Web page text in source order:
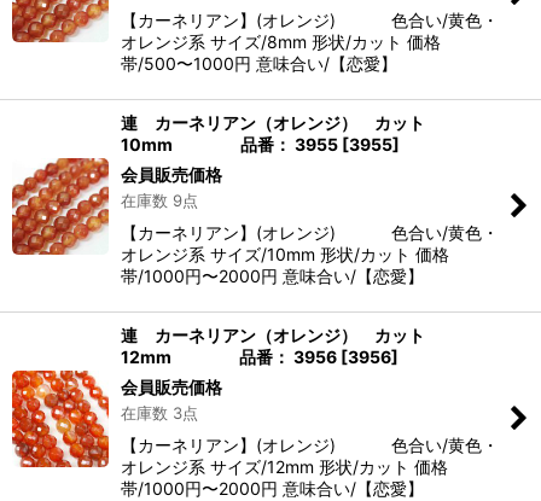
【カーネリアン】(オレンジ) 色合い/黄色・
オレンジ系 サイズ/8mm 形状/カット 価格
帯/500〜1000円 意味合い/【恋愛】
連 カーネリアン（オレンジ） カット
10mm 品番： 3955 [3955]
会員販売価格
在庫数 9点
【カーネリアン】(オレンジ) 色合い/黄色・
オレンジ系 サイズ/10mm 形状/カット 価格
帯/1000円〜2000円 意味合い/【恋愛】
連 カーネリアン（オレンジ） カット
12mm 品番： 3956 [3956]
会員販売価格
在庫数 3点
【カーネリアン】(オレンジ) 色合い/黄色・
オレンジ系 サイズ/12mm 形状/カット 価格
帯/1000円〜2000円 意味合い/【恋愛】